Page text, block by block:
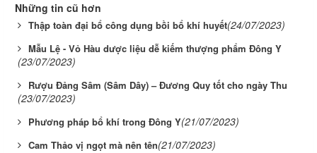
Những tin cũ hơn
Thập toàn đại bổ công dụng bồi bổ khí huyết(24/07/2023)
Mẫu Lệ - Vỏ Hàu dược liệu dễ kiếm thượng phẩm Đông Y
(23/07/2023)
Rượu Đảng Sâm (Sâm Dây) – Đương Quy tốt cho ngày Thu
(23/07/2023)
Phương pháp bổ khí trong Đông Y(21/07/2023)
Cam Thảo vị ngọt mà nên tên(21/07/2023)